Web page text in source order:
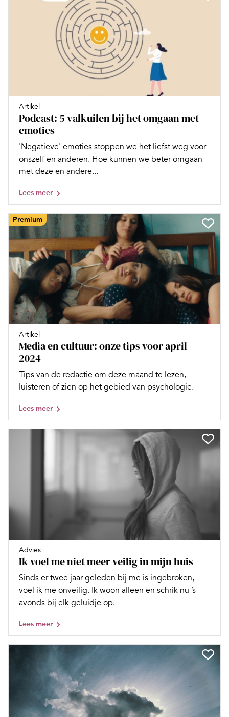
Artikel
Podcast: 5 valkuilen bij het omgaan met
emoties
'Negatieve' emoties stoppen we het liefst weg voor
onszelf en anderen. Hoe kunnen we beter omgaan
met deze en andere...
Lees meer
Premium
Artikel
Media en cultuur: onze tips voor april
2024
Tips van de redactie om deze maand te lezen,
luisteren of zien op het gebied van psychologie.
Lees meer
Advies
Ik voel me niet meer veilig in mijn huis
Sinds er twee jaar geleden bij me is ingebroken,
voel ik me onveilig. Ik woon alleen en schrik nu ’s
avonds bij elk geluidje op.
Lees meer